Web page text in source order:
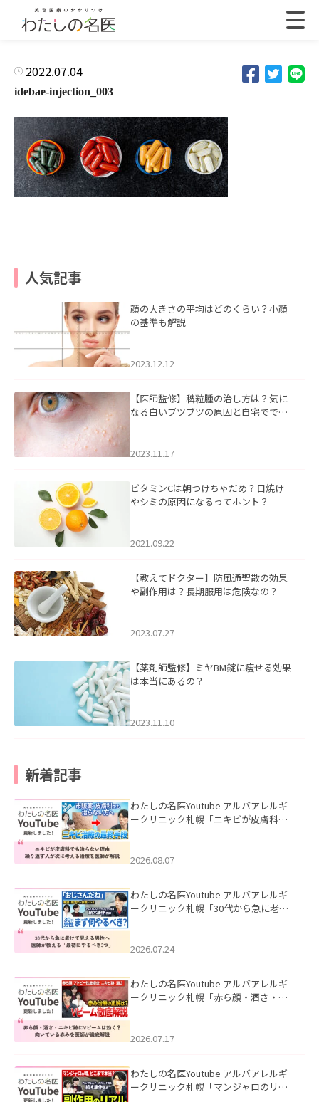
2022.07.04
idebae-injection_003
人気記事
顔の大きさの平均はどのくらい？小顔
の基準も解説
2023.12.12
【医師監修】稗粒腫の治し方は？気に
なる白いブツブツの原因と自宅ででき
2023.11.17
ビタミンCは朝つけちゃだめ？日焼け
やシミの原因になるってホント？
2021.09.22
【教えてドクター】防風通聖散の効果
や副作用は？長期服用は危険なの？
2023.07.27
【薬剤師監修】ミヤBM錠に痩せる効果
は本当にあるの？
2023.11.10
新着記事
わたしの名医Youtube アルバアレルギ
ークリニック札幌「ニキビが皮膚科で
ました。
2026.08.07
わたしの名医Youtube アルバアレルギ
ークリニック札幌「30代から急に老け
た。
2026.07.24
わたしの名医Youtube アルバアレルギ
ークリニック札幌「赤ら顔・酒さ・ニ
した。
2026.07.17
わたしの名医Youtube アルバアレルギ
ークリニック札幌「マンジャロのリア